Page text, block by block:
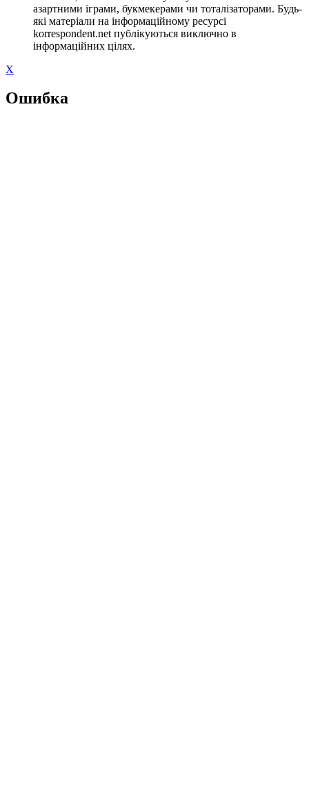
азартними іграми, букмекерами чи тоталізаторами. Будь-
які матеріали на інформаційному ресурсі
korrespondent.net публікуються виключно в
інформаційних цілях.
X
Ошибка